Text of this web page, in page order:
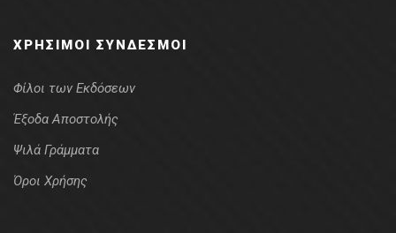
ΧΡΉΣΙΜΟΙ ΣΎΝΔΕΣΜΟΙ
Φίλοι των Εκδόσεων
Έξοδα Αποστολής
Ψιλά Γράμματα
Όροι Χρήσης